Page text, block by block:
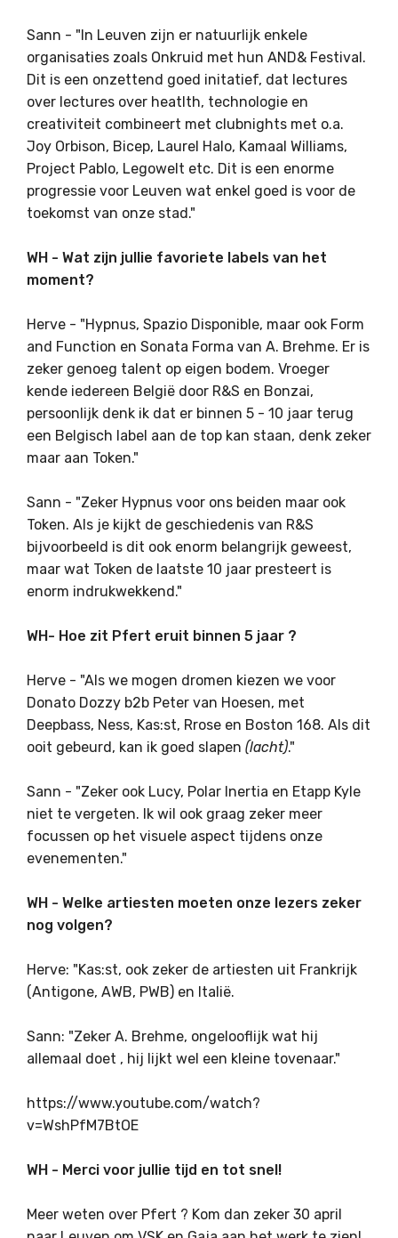
Sann - "In Leuven zijn er natuurlijk enkele
organisaties zoals Onkruid met hun AND& Festival.
Dit is een onzettend goed initatief, dat lectures
over lectures over heatlth, technologie en
creativiteit combineert met clubnights met o.a.
Joy Orbison, Bicep, Laurel Halo, Kamaal Williams,
Project Pablo, Legowelt etc. Dit is een enorme
progressie voor Leuven wat enkel goed is voor de
toekomst van onze stad."
WH - Wat zijn jullie favoriete labels van het
moment?
Herve - "Hypnus, Spazio Disponible, maar ook Form
and Function en Sonata Forma van A. Brehme. Er is
zeker genoeg talent op eigen bodem. Vroeger
kende iedereen België door R&S en Bonzai,
persoonlijk denk ik dat er binnen 5 - 10 jaar terug
een Belgisch label aan de top kan staan, denk zeker
maar aan Token."
Sann - "Zeker Hypnus voor ons beiden maar ook
Token. Als je kijkt de geschiedenis van R&S
bijvoorbeeld is dit ook enorm belangrijk geweest,
maar wat Token de laatste 10 jaar presteert is
enorm indrukwekkend."
WH- Hoe zit Pfert eruit binnen 5 jaar ?
Herve - "Als we mogen dromen kiezen we voor
Donato Dozzy b2b Peter van Hoesen, met
Deepbass, Ness, Kas:st, Rrose en Boston 168. Als dit
ooit gebeurd, kan ik goed slapen (lacht)."
Sann - "Zeker ook Lucy, Polar Inertia en Etapp Kyle
niet te vergeten. Ik wil ook graag zeker meer
focussen op het visuele aspect tijdens onze
evenementen."
WH - Welke artiesten moeten onze lezers zeker
nog volgen?
Herve: "Kas:st, ook zeker de artiesten uit Frankrijk
(Antigone, AWB, PWB) en Italië.
Sann: "Zeker A. Brehme, ongelooflijk wat hij
allemaal doet , hij lijkt wel een kleine tovenaar."
https://www.youtube.com/watch?
v=WshPfM7BtOE
WH - Merci voor jullie tijd en tot snel!
Meer weten over Pfert ? Kom dan zeker 30 april